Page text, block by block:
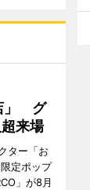
」 グ
来場
ター「お
定ポップ
」が8月